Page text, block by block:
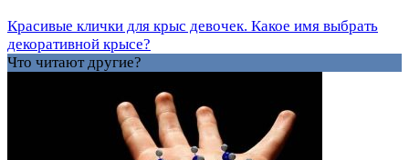
Красивые клички для крыс девочек. Какое имя выбрать
декоративной крысе?
Что читают другие?